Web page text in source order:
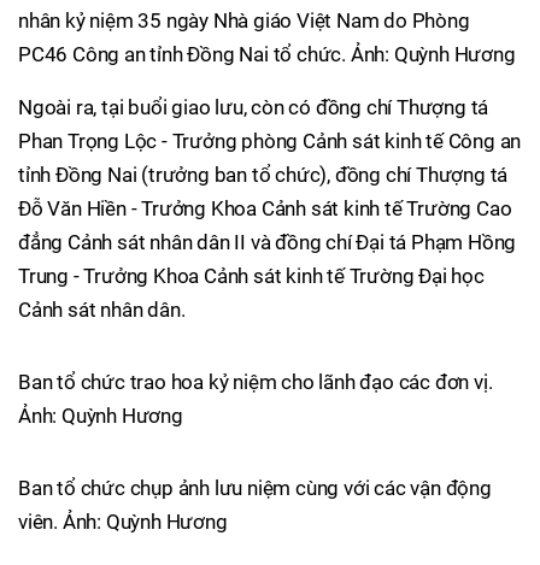
nhân kỷ niệm 35 ngày Nhà giáo Việt Nam do Phòng
PC46 Công an tỉnh Đồng Nai tổ chức. Ảnh: Quỳnh Hương
Ngoài ra, tại buổi giao lưu, còn có đồng chí Thượng tá
Phan Trọng Lộc - Trưởng phòng Cảnh sát kinh tế Công an
tỉnh Đồng Nai (trưởng ban tổ chức), đồng chí Thượng tá
Đỗ Văn Hiền - Trưởng Khoa Cảnh sát kinh tế Trường Cao
đẳng Cảnh sát nhân dân II và đồng chí Đại tá Phạm Hồng
Trung - Trưởng Khoa Cảnh sát kinh tế Trường Đại học
Cảnh sát nhân dân.
Ban tổ chức trao hoa kỷ niệm cho lãnh đạo các đơn vị.
Ảnh: Quỳnh Hương
Ban tổ chức chụp ảnh lưu niệm cùng với các vận động
viên. Ảnh: Quỳnh Hương